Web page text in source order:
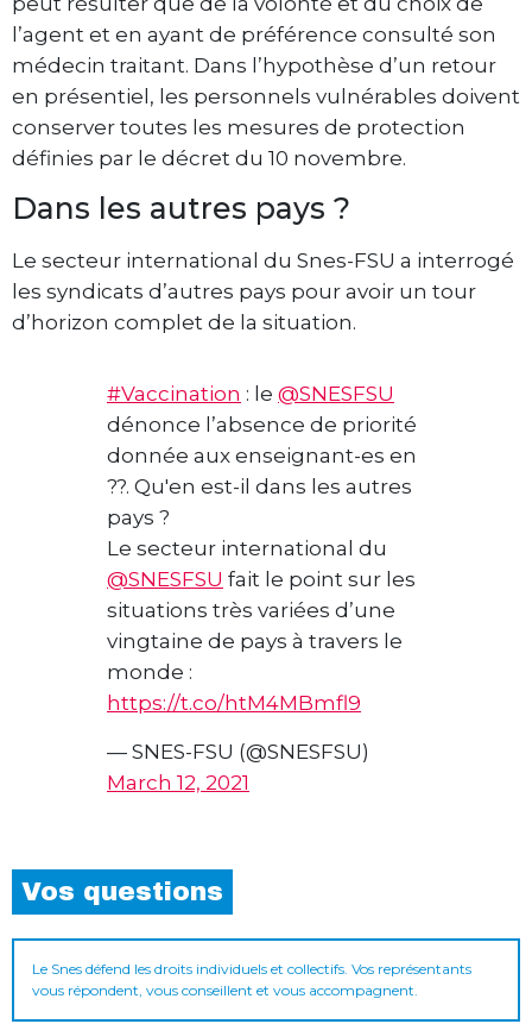
l’agent et en ayant de préférence consulté son
médecin traitant. Dans l’hypothèse d’un retour
en présentiel, les personnels vulnérables doivent
conserver toutes les mesures de protection
définies par le décret du 10 novembre.
Dans les autres pays ?
Le secteur international du Snes-FSU a interrogé
les syndicats d’autres pays pour avoir un tour
d’horizon complet de la situation.
#Vaccination : le @SNESFSU
dénonce l’absence de priorité
donnée aux enseignant-es en
??. Qu'en est-il dans les autres
pays ?
Le secteur international du
@SNESFSU fait le point sur les
situations très variées d’une
vingtaine de pays à travers le
monde :
https://t.co/htM4MBmfl9
— SNES-FSU (@SNESFSU)
March 12, 2021
Vos questions
Le Snes défend les droits individuels et collectifs. Vos représentants
vous répondent, vous conseillent et vous accompagnent.